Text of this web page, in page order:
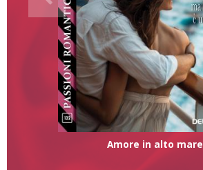
Amore in alto mare